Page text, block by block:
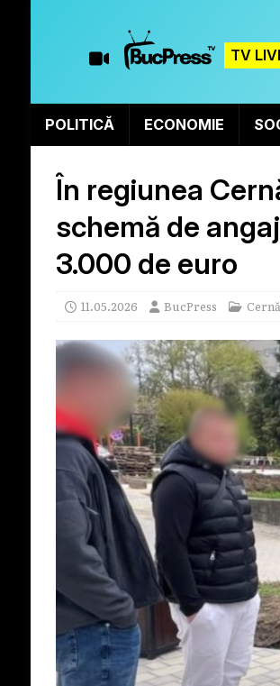
TV
POLITICĂ ECONOMIE
În regiunea
schemă de
3.000 de euro
11.05.2026 BucPress